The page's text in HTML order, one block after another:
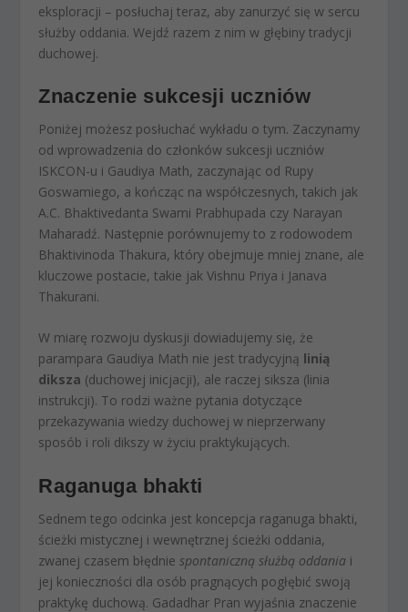
eksploracji – posłuchaj teraz, aby zanurzyć się w sercu
służby oddania. Wejdź razem z nim w głębiny tradycji
duchowej.
Znaczenie sukcesji uczniów
Poniżej możesz posłuchać wykładu o tym. Zaczynamy
od wprowadzenia do członków sukcesji uczniów
ISKCON-u i Gaudiya Math, zaczynając od Rupy
Goswamiego, a kończąc na współczesnych, takich jak
A.C. Bhaktivedanta Swami Prabhupada czy Narayan
Maharadź. Następnie porównujemy to z rodowodem
Bhaktivinoda Thakura, który obejmuje mniej znane, ale
kluczowe postacie, takie jak Vishnu Priya i Janava
Thakurani.
W miarę rozwoju dyskusji dowiadujemy się, że
parampara Gaudiya Math nie jest tradycyjną linią
diksza (duchowej inicjacji), ale raczej siksza (linia
instrukcji). To rodzi ważne pytania dotyczące
przekazywania wiedzy duchowej w nieprzerwany
sposób i roli dikszy w życiu praktykujących.
Raganuga bhakti
Sednem tego odcinka jest koncepcja raganuga bhakti,
ścieżki mistycznej i wewnętrznej ścieżki oddania,
zwanej czasem błędnie spontaniczną służbą oddania i
jej konieczności dla osób pragnących pogłębić swoją
praktykę duchową. Gadadhar Pran wyjaśnia znaczenie